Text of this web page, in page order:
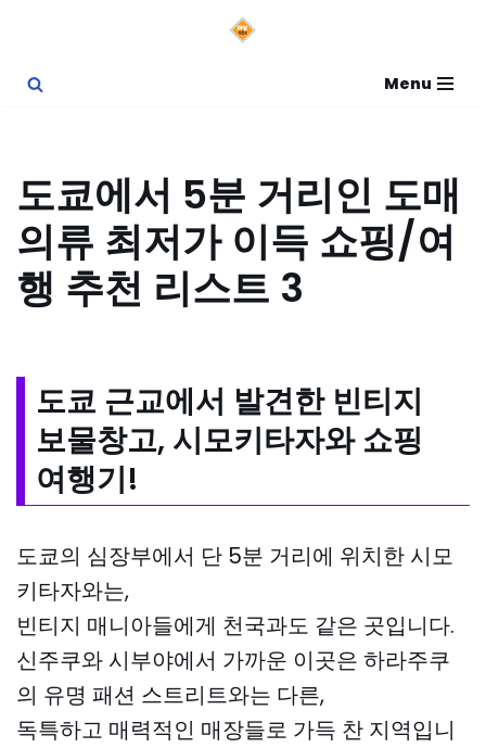
텐
건
너
뛰
기
Menu
도쿄에서 5분 거리인 도매
의류 최저가 이득 쇼핑/여
행 추천 리스트 3
도쿄 근교에서 발견한 빈티지
보물창고, 시모키타자와 쇼핑
여행기!
도쿄의 심장부에서 단 5분 거리에 위치한 시모
키타자와는,
빈티지 매니아들에게 천국과도 같은 곳입니다.
신주쿠와 시부야에서 가까운 이곳은 하라주쿠
의 유명 패션 스트리트와는 다른,
독특하고 매력적인 매장들로 가득 찬 지역입니